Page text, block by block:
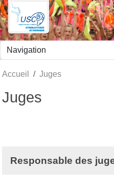
Accueil Juges
Juges
Responsable des
Panneau de gestion des